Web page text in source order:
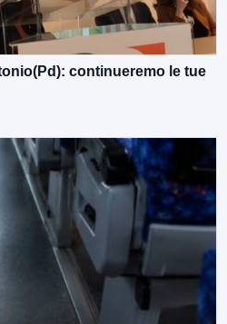
continueremo le tue